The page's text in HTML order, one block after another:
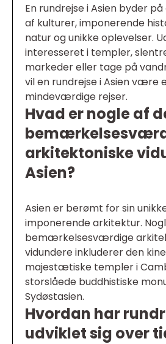
En rundrejse i Asien byder
af kulturer, imponerende
natur og unikke oplevelser.
interesseret i templer,
markeder eller tage på
vil en rundrejse i Asien være
mindeværdige rejser.
Hvad er nogle af
arkitektoniske
Asien?
Asien er berømt for sin
imponerende arkitektur.
bemærkelsesværdige
vidundere inkluderer den
majestætiske templer i
storslåede buddhistiske
Sydøstasien.
Hvordan har
udviklet sig over